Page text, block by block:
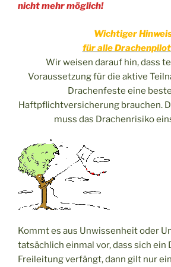
nicht mehr möglich!
Wichtiger
für alle
Wir weisen darauf hin, dass
Voraussetzung für die aktive
Drachenfeste eine
Haftpflichtversicherung brauchen.
muss das Drachenrisiko
Kommt es aus Unwissenheit oder
tatsächlich einmal vor, dass sich ein
Freileitung verfängt, dann gilt nur